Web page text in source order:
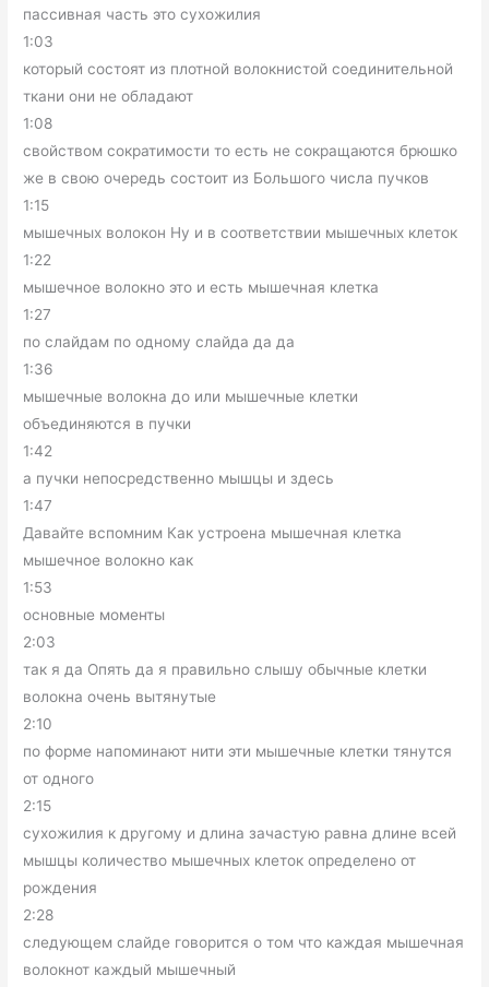
пассивная часть это сухожилия
1:03
который состоят из плотной волокнистой соединительной
ткани они не обладают
1:08
свойством сократимости то есть не сокращаются брюшко
же в свою очередь состоит из Большого числа пучков
1:15
мышечных волокон Ну и в соответствии мышечных клеток
1:22
мышечное волокно это и есть мышечная клетка
1:27
по слайдам по одному слайда да да
1:36
мышечные волокна до или мышечные клетки
объединяются в пучки
1:42
а пучки непосредственно мышцы и здесь
1:47
Давайте вспомним Как устроена мышечная клетка
мышечное волокно как
1:53
основные моменты
2:03
так я да Опять да я правильно слышу обычные клетки
волокна очень вытянутые
2:10
по форме напоминают нити эти мышечные клетки тянутся
от одного
2:15
сухожилия к другому и длина зачастую равна длине всей
мышцы количество мышечных клеток определено от
рождения
2:28
следующем слайде говорится о том что каждая мышечная
волокнот каждый мышечный